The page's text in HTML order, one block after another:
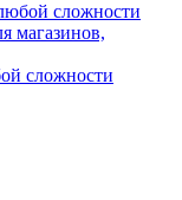
сложности
магазинов,
сложности